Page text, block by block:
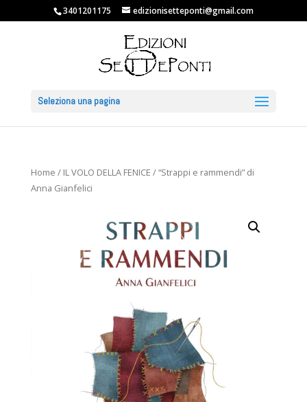
3401201175 edizionisetteponti@gmail.com
Seleziona una pagina
Home / IL VOLO DELLA FENICE / “Strappi e rammendi” di
Anna Gianfelici